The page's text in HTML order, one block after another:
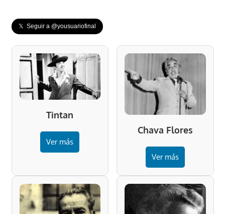
𝕏 Seguir a @yousuariofinal
Tintan
Ver más
Chava Flores
Ver más